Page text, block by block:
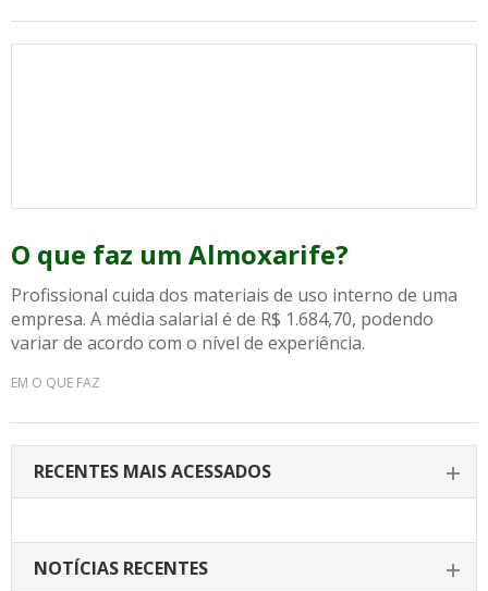
O que faz um Almoxarife?
Profissional cuida dos materiais de uso interno de uma
empresa. A média salarial é de R$ 1.684,70, podendo
variar de acordo com o nível de experiência.
EM O QUE FAZ
RECENTES MAIS ACESSADOS
NOTÍCIAS RECENTES